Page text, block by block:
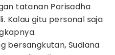
tatanan Parisadha
Kalau gitu personal saja
bersangkutan, Sudiana